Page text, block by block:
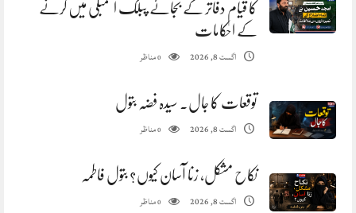
کا قیام دفاتر کے بجائے پبلک اسمبلی میں کرنے
کے احکامات
اگست 8, 2026 0مناظر
توقعات کا جال. سیدہ فضہ بتول
اگست 8, 2026 0مناظر
نکاح مشکل، زنا آسان کیوں؟ بتول فاطمہ
اگست 8, 2026 0مناظر